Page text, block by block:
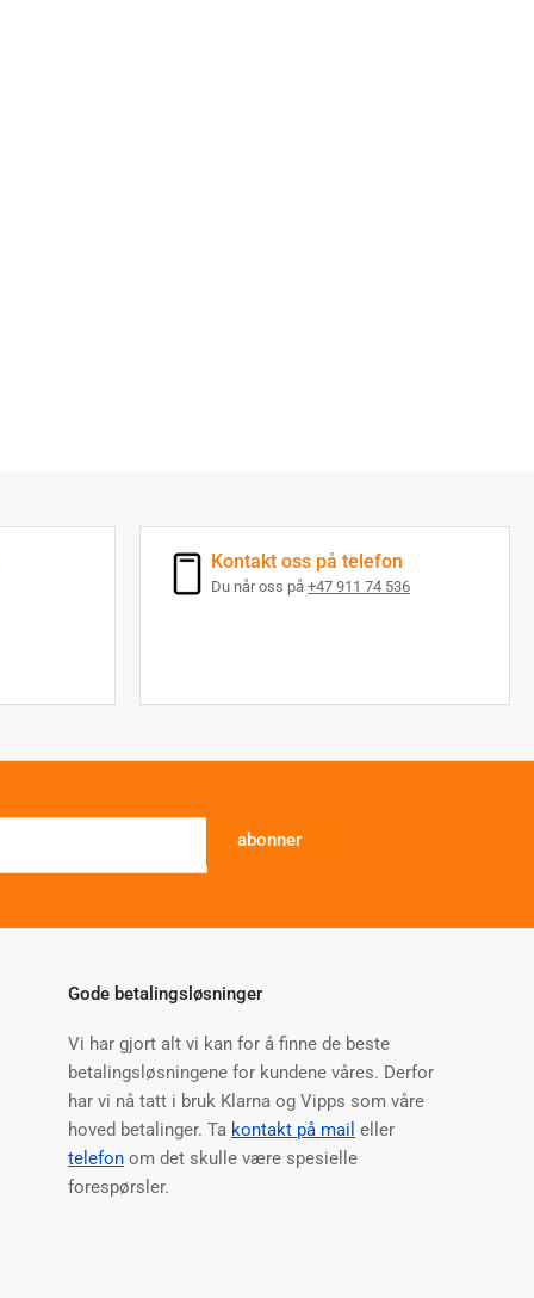
Kontakt oss på telefon
Du når oss på +47 911 74 536
abonner
Gode betalingsløsninger
Vi har gjort alt vi kan for å finne de beste
betalingsløsningene for kundene våres. Derfor
har vi nå tatt i bruk Klarna og Vipps som våre
hoved betalinger. Ta kontakt på mail eller
telefon om det skulle være spesielle
forespørsler.